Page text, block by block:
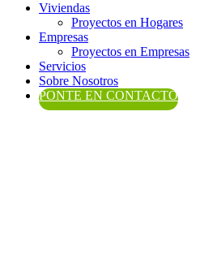
Viviendas
Proyectos en Hogares
Empresas
Proyectos en Empresas
Servicios
Sobre Nosotros
PONTE EN CONTACTO